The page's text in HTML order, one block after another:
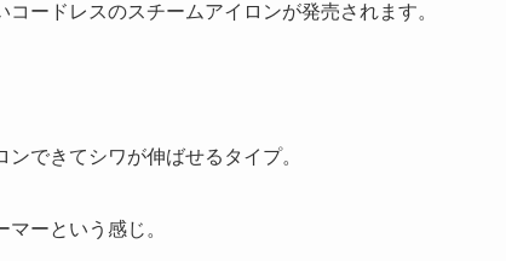
ードレスのスチームアイロンが発売されます。
できてシワが伸ばせるタイプ。
ーという感じ。